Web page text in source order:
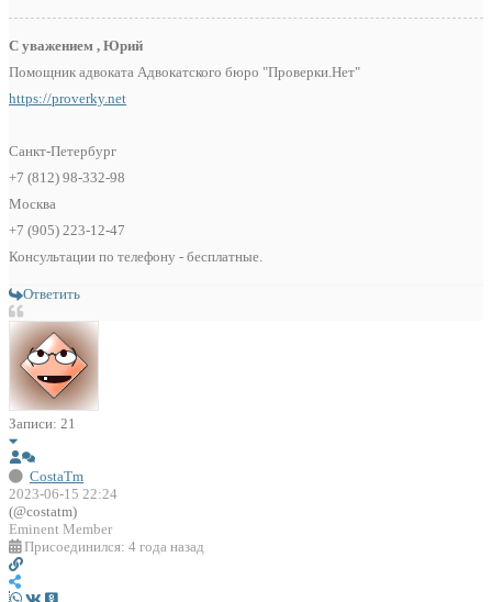
С уважением , Юрий
Помощник адвоката Адвокатского бюро "Проверки.Нет"
https://proverky.net
Санкт-Петербург
+7 (812) 98-332-98
Москва
+7 (905) 223-12-47
Консультации по телефону - бесплатные.
Ответить
Записи: 21
CostaTm
2023-06-15 22:24
(@costatm)
Eminent Member
Присоединился: 4 года назад